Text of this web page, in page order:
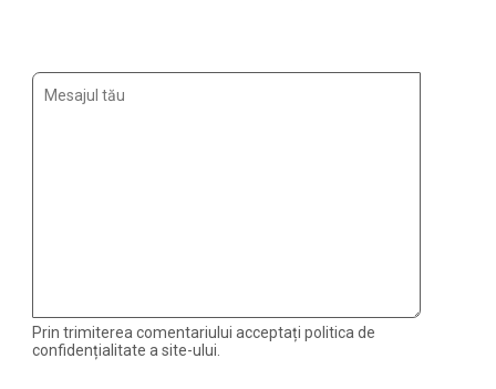
Prin trimiterea comentariului acceptați politica de
confidențialitate a site-ului.